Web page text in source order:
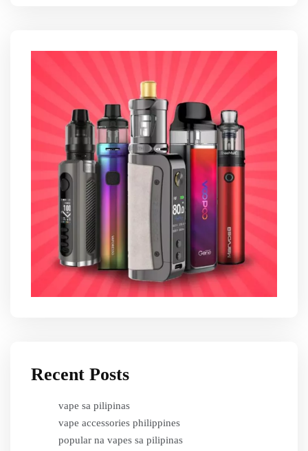
Recent Posts
vape sa pilipinas
vape accessories philippines
popular na vapes sa pilipinas